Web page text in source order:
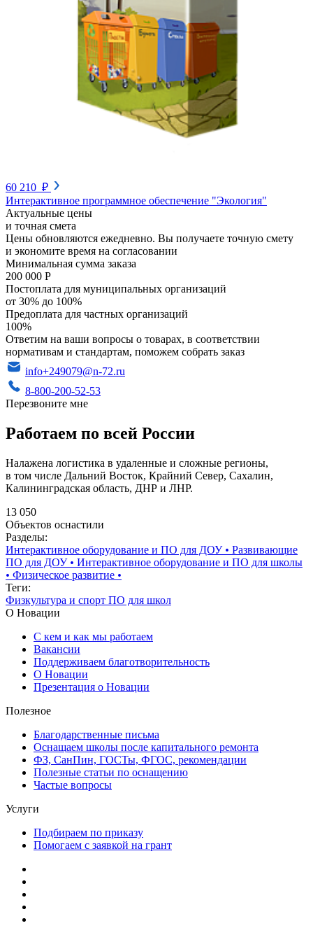
60 210 ₽
Интерактивное программное обеспечение "Экология"
Актуальные цены
и точная смета
Цены обновляются ежедневно. Вы получаете точную смету
и экономите время на согласовании
Минимальная сумма заказа
200 000 Р
Постоплата для муниципальных организаций
от 30% до 100%
Предоплата для частных организаций
100%
Ответим на ваши вопросы о товарах, в соответствии
нормативам и стандартам, поможем собрать заказ
info+249079@n-72.ru
8-800-200-52-53
Перезвоните мне
Работаем по всей России
Налажена логистика в удаленные и сложные регионы,
в том числе Дальний Восток, Крайний Север, Сахалин,
Калининградская область, ДНР и ЛНР.
13 050
Объектов оснастили
Разделы:
Интерактивное оборудование и ПО для ДОУ• Развивающие
ПО для ДОУ• Интерактивное оборудование и ПО для школы
• Физическое развитие •
Теги:
Физкультура и спорт ПО для школ
О Новации
С кем и как мы работаем
Вакансии
Поддерживаем благотворительность
О Новации
Презентация о Новации
Полезное
Благодарственные письма
Оснащаем школы после капитального ремонта
ФЗ, СанПин, ГОСТы, ФГОС, рекомендации
Полезные статьи по оснащению
Частые вопросы
Услуги
Подбираем по приказу
Помогаем с заявкой на грант